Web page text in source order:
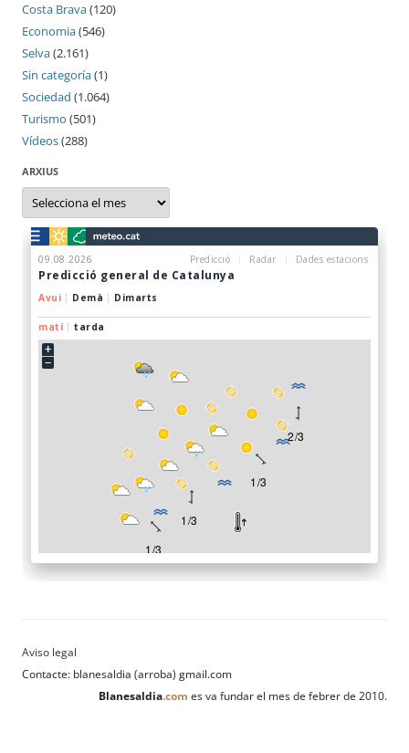
Costa Brava(120)
Economia(546)
Selva(2.161)
Sin categoría(1)
Sociedad (1.064)
Turismo (501)
Vídeos(288)
ARXIUS
Arxius
Contacte: blanesaldia (arroba) gmail.com
Blanesaldia.com es va fundar el mes de febrer de 2010.